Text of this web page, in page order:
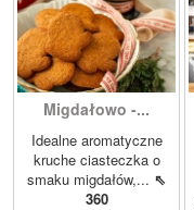
Migdałowo -...
Idealne aromatyczne
kruche ciasteczka o
smaku migdałów,... ⇖
360